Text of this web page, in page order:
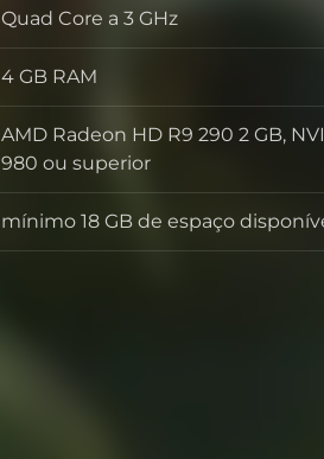
Processador
Quad Core a 3 GHz
Memória
4 GB RAM
Placa gráfica
AMD Radeon HD R9 290 2 GB,
980 ou superior
Disco
mínimo 18 GB de espaço